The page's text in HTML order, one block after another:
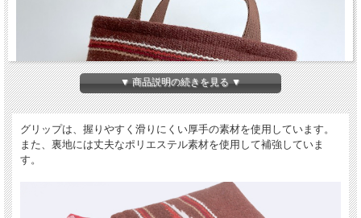
当店のオリジナル商品です。オルテガ社では、このタイプのバッグを製造販売して
▼ 商品説明の続きを見る ▼
グリップは、握りやすく滑りにくい厚手の素材を使用しています。
また、裏地には丈夫なポリエステル素材を使用して補強していま
す。